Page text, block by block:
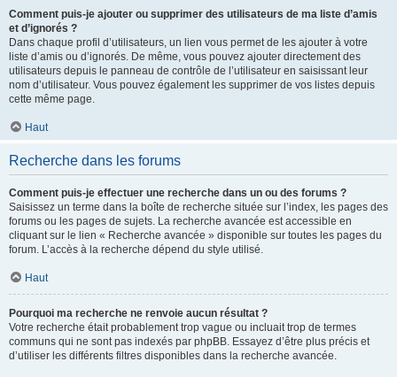
Comment puis-je ajouter ou supprimer des utilisateurs de ma liste d’amis
et d’ignorés ?
Dans chaque profil d’utilisateurs, un lien vous permet de les ajouter à votre
liste d’amis ou d’ignorés. De même, vous pouvez ajouter directement des
utilisateurs depuis le panneau de contrôle de l’utilisateur en saisissant leur
nom d’utilisateur. Vous pouvez également les supprimer de vos listes depuis
cette même page.
Haut
Recherche dans les forums
Comment puis-je effectuer une recherche dans un ou des forums ?
Saisissez un terme dans la boîte de recherche située sur l’index, les pages des
forums ou les pages de sujets. La recherche avancée est accessible en
cliquant sur le lien « Recherche avancée » disponible sur toutes les pages du
forum. L’accès à la recherche dépend du style utilisé.
Haut
Pourquoi ma recherche ne renvoie aucun résultat ?
Votre recherche était probablement trop vague ou incluait trop de termes
communs qui ne sont pas indexés par phpBB. Essayez d’être plus précis et
d’utiliser les différents filtres disponibles dans la recherche avancée.